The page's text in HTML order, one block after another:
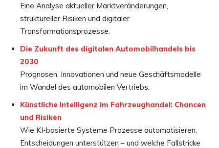
Eine Analyse aktueller Marktveränderungen,
struktureller Risiken und digitaler
Transformationsprozesse.
Die Zukunft des digitalen Automobilhandels bis
2030
Prognosen, Innovationen und neue Geschäftsmodelle
im Wandel des automobilen Vertriebs.
Künstliche Intelligenz im Fahrzeughandel: Chancen
und Risiken
Wie KI-basierte Systeme Prozesse automatisieren,
Entscheidungen unterstützen – und welche Fallstricke